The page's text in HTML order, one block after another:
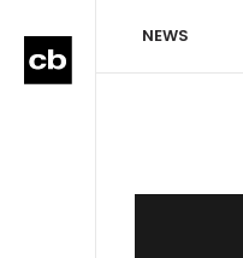
NEWS